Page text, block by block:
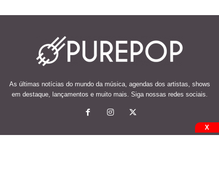
As últimas notícias do mundo da música, agendas dos artistas, shows
em destaque, lançamentos e muito mais. Siga nossas redes sociais.
X